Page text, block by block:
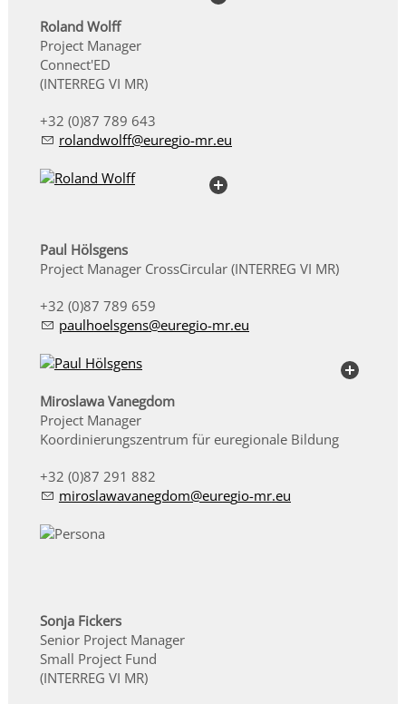
Roland Wolff
Project Manager
Connect'ED
(INTERREG VI MR)
+32 (0)87 789 643
r l ndw lff r g -mr
Paul Hölsgens
Project Manager CrossCircular (INTERREG VI MR)
+32 (0)87 789 659
p
lh lsg ns r g -mr
Miroslawa Vanegdom
Project Manager
Koordinierungszentrum für euregionale Bildung
+32 (0)87 291 882
m r sl w v n gd m r g -mr
Sonja Fickers
Senior Project Manager
Small Project Fund
(INTERREG VI MR)